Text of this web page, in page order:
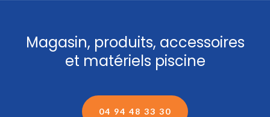
Magasin, produits, accessoires
et matériels piscine
04 94 48 33 30